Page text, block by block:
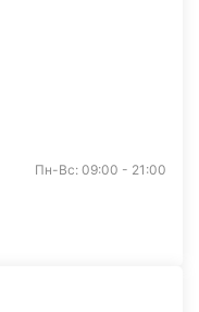
Пн-Вс: 09:00 - 21:00